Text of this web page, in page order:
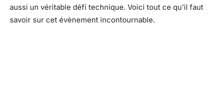
aussi un véritable défi technique. Voici tout ce qu’il faut
savoir sur cet évènement incontournable.